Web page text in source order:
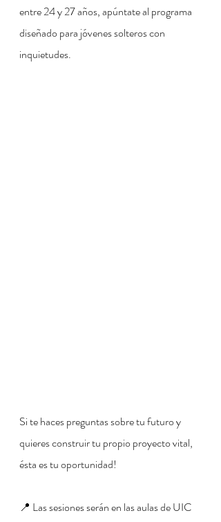
entre 24 y 27 años, apúntate al programa
diseñado para jóvenes solteros con
inquietudes.
Si te haces preguntas sobre tu futuro y
quieres construir tu propio proyecto vital,
ésta es tu oportunidad!
📍 Las sesiones serán en las aulas de UIC